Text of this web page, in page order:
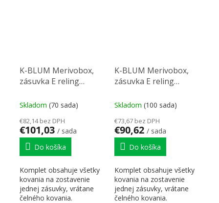
K-BLUM Merivobox,
zásuvka E reling
skrutka, drez
Skladom (70 sada)
€82,14 bez DPH
€101,03 / sada
Do košíka
Komplet obsahuje všetky
kovania na zostavenie
jednej zásuvky, vrátane
čelného kovania.
K-BLUM Merivobox,
zásuvka E reling
Inserta, drez
Skladom (100 sada)
€73,67 bez DPH
€90,62 / sada
Do košíka
Komplet obsahuje všetky
kovania na zostavenie
jednej zásuvky, vrátane
čelného kovania.